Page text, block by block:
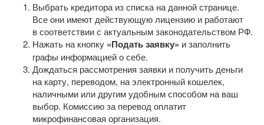
Выбрать кредитора из списка на данной странице.
Все они имеют действующую лицензию и работают
в соответствии с актуальным законодательством РФ.
Нажать на кнопку «Подать заявку» и заполнить
графы информацией о себе.
Дождаться рассмотрения заявки и получить деньги
на карту, переводом, на электронный кошелек,
наличными или другим удобным способом на ваш
выбор. Комиссию за перевод оплатит
микрофинансовая организация.